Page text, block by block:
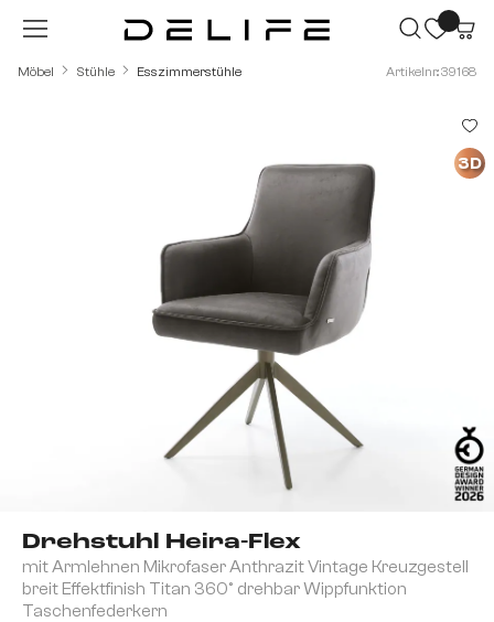
Zum Hauptinhalt springen
Möbel Stühle Esszimmerstühle Artikelnr.: 39168
Drehstuhl Heira-Flex
mit Armlehnen Mikrofaser Anthrazit Vintage Kreuzgestell
breit Effektfinish Titan 360° drehbar Wippfunktion
Taschenfederkern
3D